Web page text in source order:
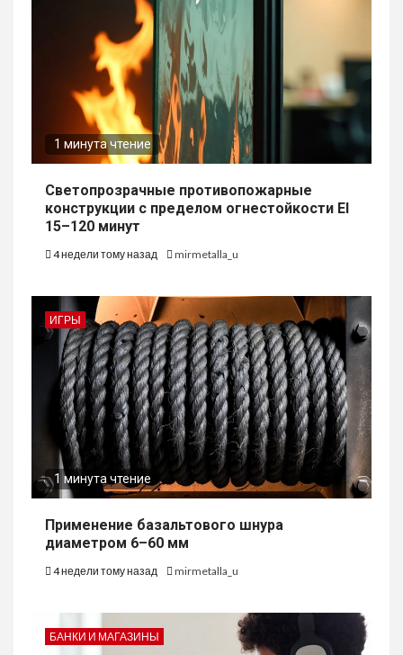
1 минута чтение
Светопрозрачные противопожарные
конструкции с пределом огнестойкости EI
15–120 минут
4 недели тому назад mirmetalla_u
ИГРЫ
1 минута чтение
Применение базальтового шнура
диаметром 6–60 мм
4 недели тому назад mirmetalla_u
БАНКИ И МАГАЗИНЫ